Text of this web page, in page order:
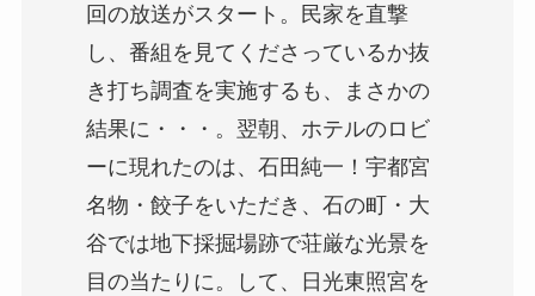
回の放送がスタート。民家を直撃
し、番組を見てくださっているか抜
き打ち調査を実施するも、まさかの
結果に・・・。翌朝、ホテルのロビ
ーに現れたのは、石田純一！宇都宮
名物・餃子をいただき、石の町・大
谷では地下採掘場跡で荘厳な光景を
目の当たりに。して、日光東照宮を